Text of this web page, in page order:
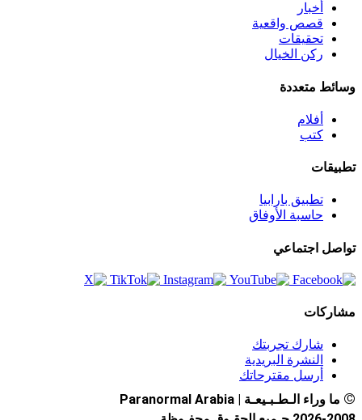
أخبار
قصص واقعية
تحقيقات
ركن الخيال
وسائط متعددة
أفلام
كتب
تطبيقات
تطبيق بارابيا
حاسبة الأوفاق
تواصل اجتماعي
مشاركات
شارك تجربتك
النشرة البريدية
أرسل مقترحاتك
© ما وراء الـطـبـيعـة | Paranormal Arabia